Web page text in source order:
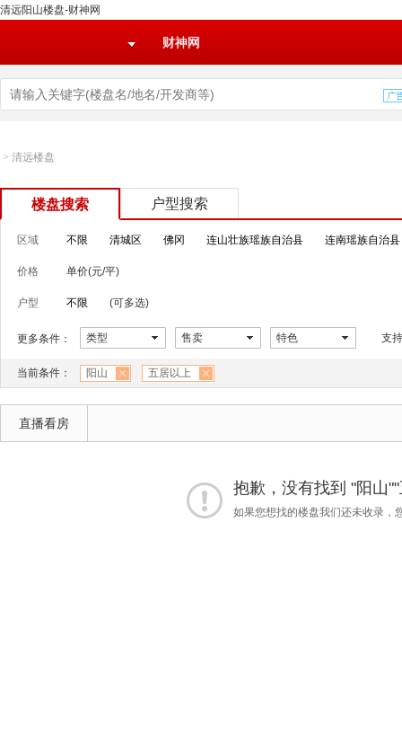
清远阳山楼盘-财神网
财神网
> 清远楼盘
楼盘搜索 户型搜索
区域 不限 清城区 佛冈 连山壮族瑶族自治县 连南瑶族自治县
价格 单价(元/平)
户型 不限 (可多选)
更多条件： 类型 售卖 特色 支
当前条件： 阳山 五居以上
直播看房
抱歉，没有找到 "阳山
如果您想找的楼盘我们还未收录，